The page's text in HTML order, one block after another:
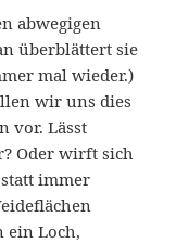
abwegigen
überblättert sie
mal wieder.)
wir uns dies
vor. Lässt
Oder wirft sich
immer
ein Loch,